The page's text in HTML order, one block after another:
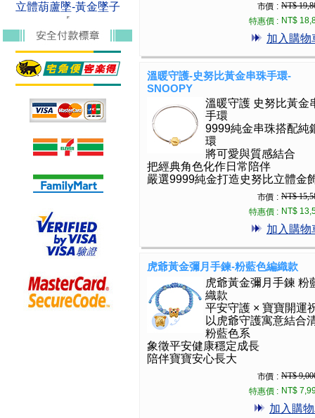
立體葫蘆墜-黃金墜子 市價 : NT$
特惠價 : NT$
加入購物
溫暖守護-史努比黃金串珠手環-
SNOOPY
溫暖守護 史努比黃金
手環
9999純金串珠搭配純
環
將可愛與質感結合
把經典角色化作日常陪伴
嚴選9999純金打造史努比立體金
市價 : NT$
特惠價 : NT$
加入購物
虎爺黃金彌月手鍊-粉藍色編織款
虎爺黃金彌月手鍊 粉
織款
平安守護 × 寶寶開運
以虎爺守護寓意結合
粉藍色系
象徵平安健康穩定成長
陪伴寶寶安心長大
市價 : NT$
特惠價 : NT$
加入購